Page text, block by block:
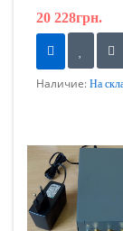
20 228грн.
Наличие: На